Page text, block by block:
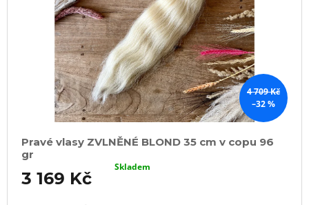
4 709 Kč
–32 %
Pravé vlasy ZVLNĚNÉ BLOND 35 cm v copu 96
gr
3 169 Kč
Skladem